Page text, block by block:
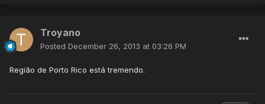
Troyano
Posted December 26, 2013 at 03:26 PM
Região de Porto Rico está tremendo.